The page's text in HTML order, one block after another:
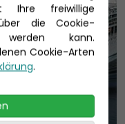
Ihre freiwillige
die Cookie-
werden kann.
Cookie-Arten
.